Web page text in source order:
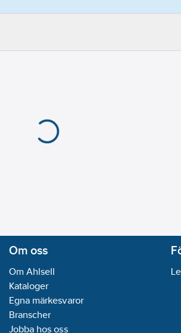
Om oss
Om Ahlsell
Kataloger
Egna märkesvaror
Branscher
Jobba hos oss